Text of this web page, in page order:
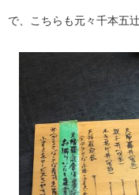
で、こちらも元々千本五